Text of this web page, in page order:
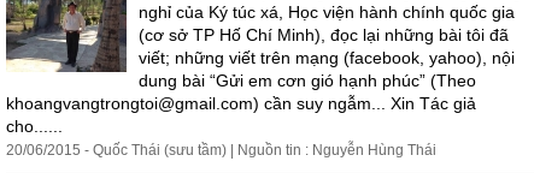
nghỉ của Ký túc xá, Học viện hành chính quốc gia
(cơ sở TP Hố Chí Minh), đọc lại những bài tôi đã
viết; những viết trên mạng (facebook, yahoo), nội
dung bài “Gửi em cơn gió hạnh phúc” (Theo
khoangvangtrongtoi@gmail.com) cần suy ngẫm... Xin Tác giả
cho......
20/06/2015 - Quốc Thái (sưu tầm) | Nguồn tin : Nguyễn Hùng Thái